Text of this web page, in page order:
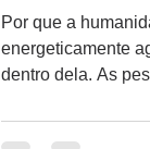
Por que a
energeticamente agressivas?
dentro